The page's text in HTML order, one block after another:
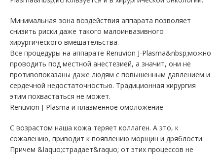
Минимальная зона воздействия аппарата позволяет
снизить риски даже такого малоинвазивного
хирургического вмешательства.
Все процедуры на аппарате Renuvion J-Plasma&nbsp;можно
проводить под местной анестезией, а значит, они не
противопоказаны даже людям с повышенным давлением и
сердечной недостаточностью. Традиционная хирургия
этим похвастаться не может.
Renuvion J-Plasma и плазменное омоложение
С возрастом наша кожа теряет коллаген. А это, к
сожалению, приводит к появлению морщин и дряблости.
Причем &laquo;страдает&raquo; от этих процессов не